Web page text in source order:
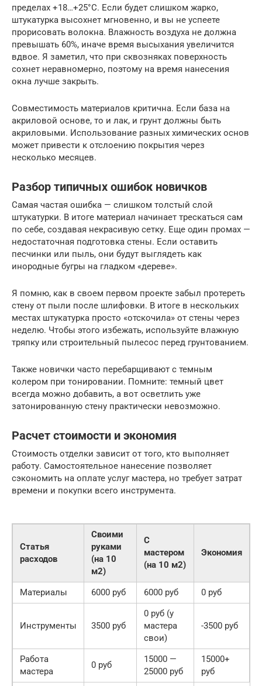
пределах +18…+25°C. Если будет слишком жарко,
штукатурка высохнет мгновенно, и вы не успеете
прорисовать волокна. Влажность воздуха не должна
превышать 60%, иначе время высыхания увеличится
вдвое. Я заметил, что при сквозняках поверхность
сохнет неравномерно, поэтому на время нанесения
окна лучше закрыть.
Совместимость материалов критична. Если база на
акриловой основе, то и лак, и грунт должны быть
акриловыми. Использование разных химических основ
может привести к отслоению покрытия через
несколько месяцев.
Разбор типичных ошибок новичков
Самая частая ошибка — слишком толстый слой
штукатурки. В итоге материал начинает трескаться сам
по себе, создавая некрасивую сетку. Еще один промах —
недостаточная подготовка стены. Если оставить
песчинки или пыль, они будут выглядеть как
инородные бугры на гладком «дереве».
Я помню, как в своем первом проекте забыл протереть
стену от пыли после шлифовки. В итоге в нескольких
местах штукатурка просто «отскочила» от стены через
неделю. Чтобы этого избежать, используйте влажную
тряпку или строительный пылесос перед грунтованием.
Также новички часто перебарщивают с темным
колером при тонировании. Помните: темный цвет
всегда можно добавить, а вот осветлить уже
затонированную стену практически невозможно.
Расчет стоимости и экономия
Стоимость отделки зависит от того, кто выполняет
работу. Самостоятельное нанесение позволяет
сэкономить на оплате услуг мастера, но требует затрат
времени и покупки всего инструмента.
Статья
расходов
Своими
руками
(на 10
м2)
С
мастером
(на 10 м2)
Экономия
Материалы 6000 руб 6000 руб 0 руб
Инструменты 3500 руб
0 руб (у
мастера
свои)
-3500 руб
Работа
мастера
0 руб
15000 —
25000 руб
15000+
руб